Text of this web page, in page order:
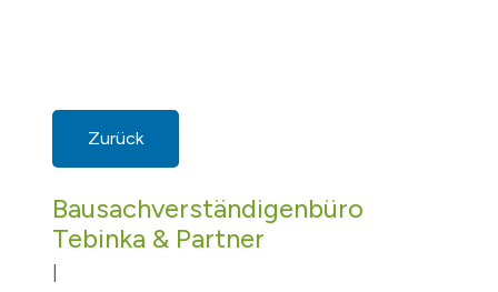
Zurück
Bausachverständigenbüro
Tebinka & Partner